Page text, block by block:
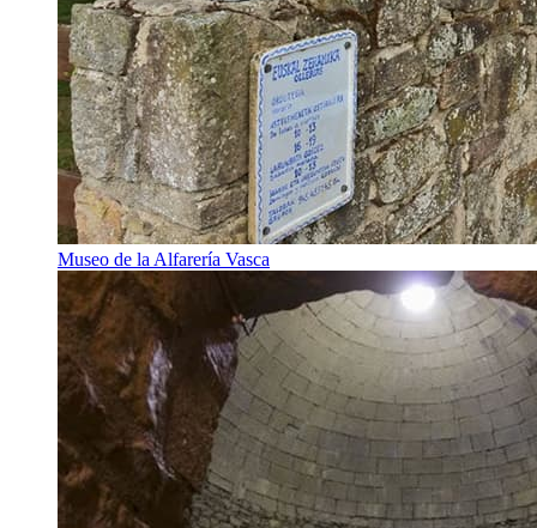
Museo de la Alfarería Vasca